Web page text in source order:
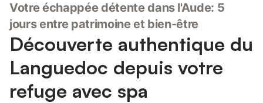
Votre échappée détente dans l'Aude: 5
jours entre patrimoine et bien-être
Découverte authentique du
Languedoc depuis votre
refuge avec spa